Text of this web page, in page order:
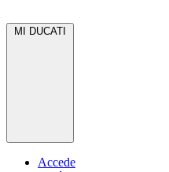
MI DUCATI
Accede